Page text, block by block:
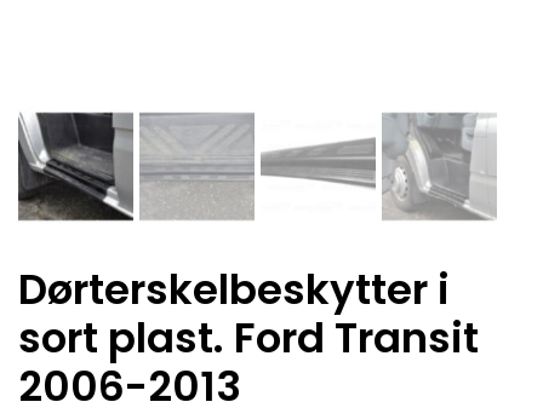
Dørterskelbeskytter i
sort plast. Ford Transit
2006-2013